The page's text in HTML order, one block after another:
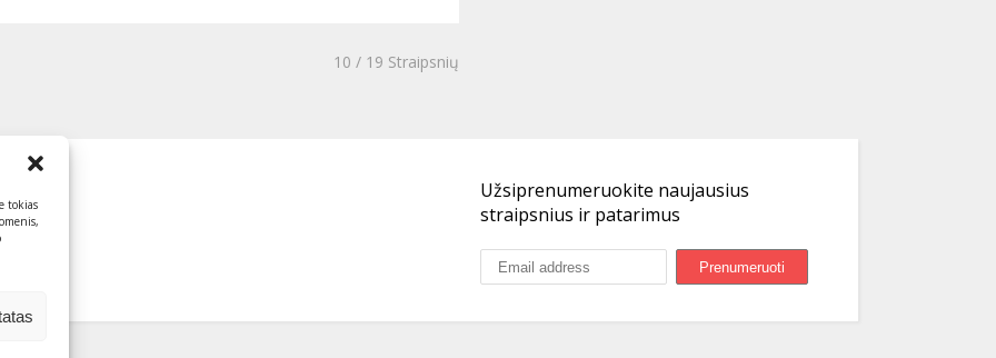
tokias
10 / 19 Straipsnių
Užsiprenumeruokite naujausius
straipsnius ir patarimus